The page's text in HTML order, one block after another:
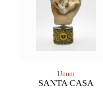
Unum
SANTA CASA